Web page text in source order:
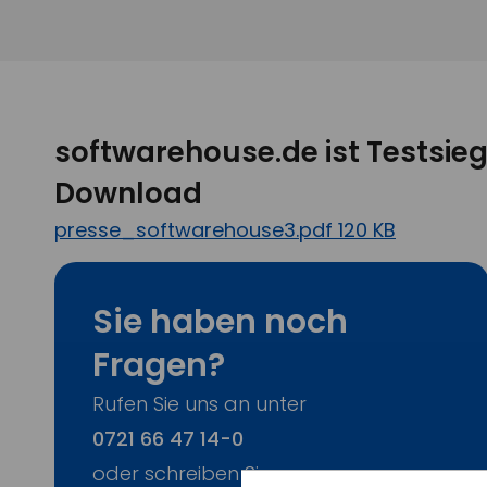
softwarehouse.de ist
Download
presse_softwarehouse3.pdf 120 KB
Sie haben noch
Fragen?
Rufen Sie uns an unter
0721 66 47 14-0
oder schreiben Sie